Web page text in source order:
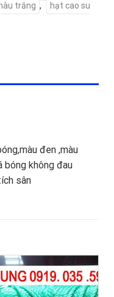
trắng ,
hạt cao su
đen ,màu
bóng không đau
sân